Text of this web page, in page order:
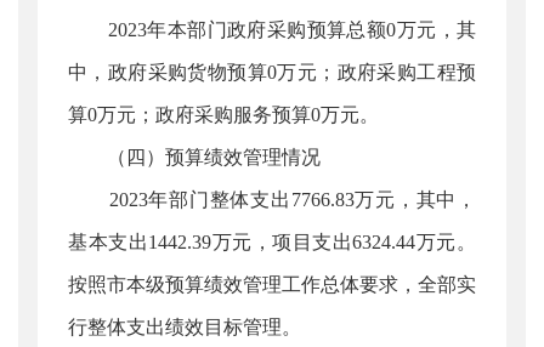
2023年本部门政府采购预算总额0万元，其
中，政府采购货物预算0万元；政府采购工程预
算0万元；政府采购服务预算0万元。
（四）预算绩效管理情况
2023年部门整体支出7766.83万元，其中，
基本支出1442.39万元，项目支出6324.44万元。
按照市本级预算绩效管理工作总体要求，全部实
行整体支出绩效目标管理。